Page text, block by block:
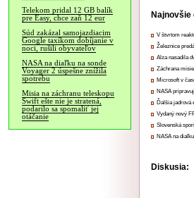
Telekom pridal 12 GB balík
pre Easy, chce zaň 12 eur
Súd zakázal samojazdiacim
Google taxíkom dobíjanie v
noci, rušili obyvateľov
NASA na diaľku na sonde
Voyager 2 úspešne znížila
spotrebu
Misia na záchranu teleskopu
Swift ešte nie je stratená,
podarilo sa spomaliť jej
otáčanie
Najnovšie
V štvrtom
Železnice
Alza nasadila
Záchrana
Microsoft v
NASA
Ďalšia jadrová
Vydaný nový
Slovenská
NASA na
Diskusia: